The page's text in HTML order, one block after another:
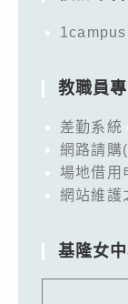
教職員
差勤系統
網路請購
場地借用
網站維護
基隆女